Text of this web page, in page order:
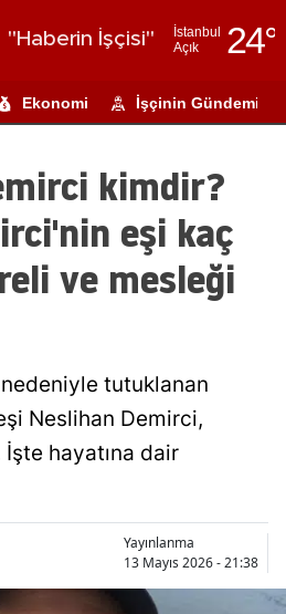
"Haberin İşçisi"
İstanbul
Açık
24°
Adıyaman
Ağrı
Amasya
Ankara
Artvin
Aydın
Bilecik
Bingöl
Ekonomi İşçinin Gündemi
kimdir?
eşi kaç
ve mesleği
nedeniyle tutuklanan
Neslihan Demirci,
hayatına dair
Yayınlanma
13 Mayıs 2026 - 21:38